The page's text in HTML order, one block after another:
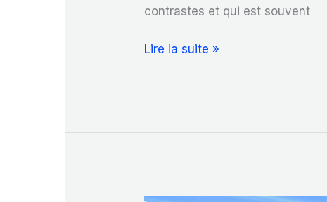
contrastes et qui est souvent
Séjour
Lire la suite »